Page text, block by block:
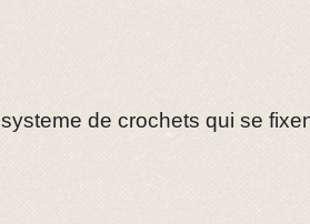
systeme de crochets qui se